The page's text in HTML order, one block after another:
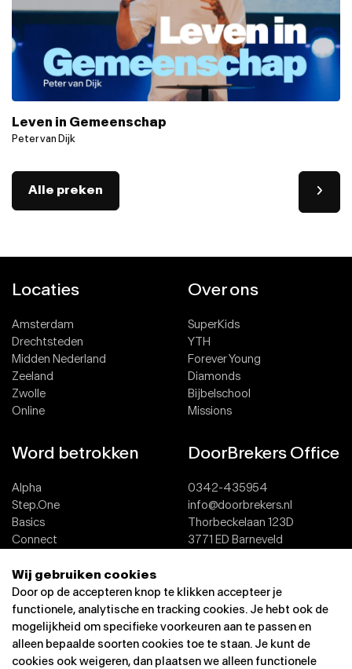
Leven in Gemeenschap
Peter van Dijk
Alle preken
Locaties
Amsterdam
Drechtsteden
Midden Nederland
Zeeland
Zwolle
Online
Over ons
SuperKids
YTH
Forever Young
Diamonds
Bijbelschool
Missions
Word betrokken
Alpha
Step.One
Basics
Connect
Dopen
DoorBrekers Office
0342-435954
info@doorbrekers.nl
Thorbeckelaan 123D
3771 ED Barneveld
Wij gebruiken cookies
Door op de accepteren knop te klikken accepteer je
functionele, analytische en tracking cookies. Je hebt ook de
mogelijkheid om specifieke voorkeuren aan te passen en
alleen bepaalde soorten cookies toe te staan. Je kunt de
cookies ook weigeren, dan plaatsen we alleen functionele